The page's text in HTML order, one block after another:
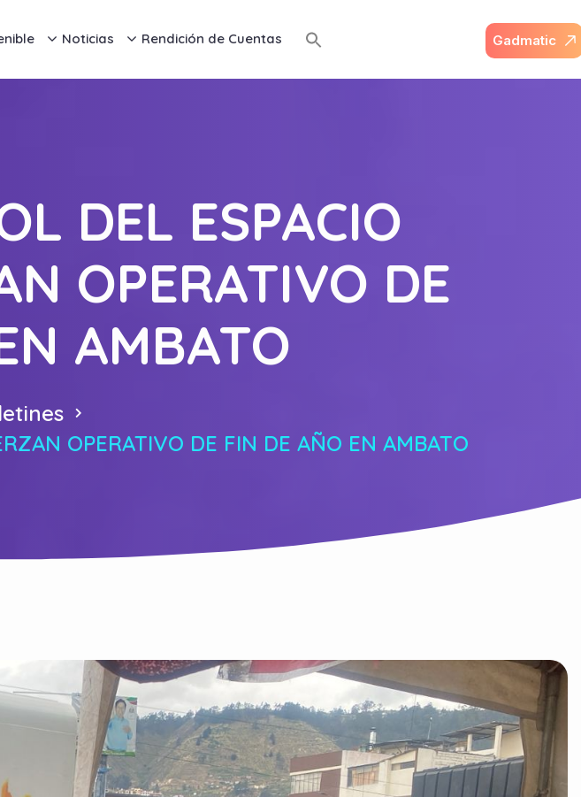
Noticias Rendición de Cuentas Gadmatic
DEL ESPACIO
OPERATIVO DE
AMBATO
OPERATIVO DE FIN DE AÑO EN AMBATO